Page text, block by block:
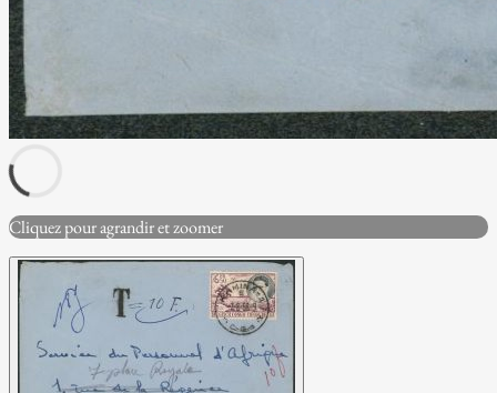
Cliquez pour agrandir et zoomer